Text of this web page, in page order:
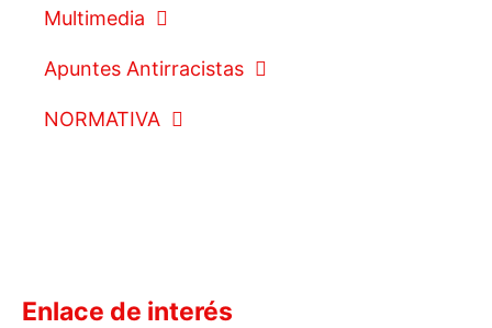
Multimedia
Apuntes Antirracistas
NORMATIVA
Enlace de interés